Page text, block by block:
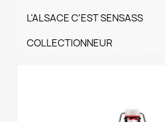
L'ALSACE C'EST SENSASS
COLLECTIONNEUR